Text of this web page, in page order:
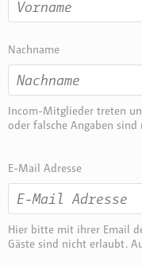
Nachname
Incom-Mitglieder treten
oder falsche Angaben sind
E-Mail Adresse
Hier bitte mit ihrer Email
Gäste sind nicht erlaubt.